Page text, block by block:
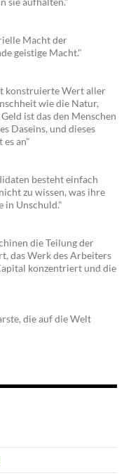
Macht der
geistige Macht."
konstruierte Wert aller
wie die Natur,
ist das den Menschen
Daseins, und dieses
es an"
besteht einfach
zu wissen, was ihre
in Unschuld."
die Teilung der
das Werk des Arbeiters
konzentriert und die
die auf die Welt